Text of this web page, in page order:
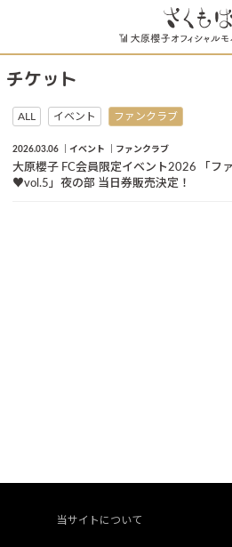
チケット
ALL イベント ファンクラブ
2026.03.06 イベント ファンクラブ
大原櫻子 FC会員限定イベント2026 「フ
♥vol.5」夜の部 当日券販売決定！
当サイトについて